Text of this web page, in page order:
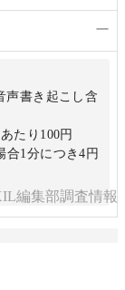
ー
声書き起こし含
たり100円
合1分につき4円
編集部調査情報